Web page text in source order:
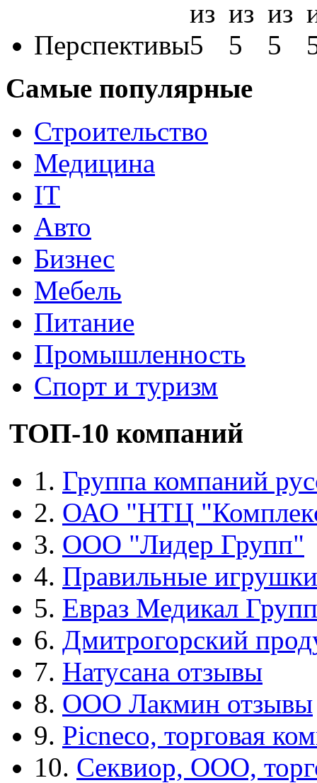
Перспективы
Самые популярные
Строительство
Медицина
IT
Авто
Бизнес
Мебель
Питание
Промышленность
Спорт и туризм
ТОП-10 компаний
1. Группа компаний
2. ОАО "НТЦ
3. ООО "Лидер Групп"
4. Правильные игрушки
5. Евраз Медикал Групп
6. Дмитрогорский
7. Натусана отзывы
8. ООО Лакмин отзывы
9. Picneco, торговая
10. Секвиор, ООО,